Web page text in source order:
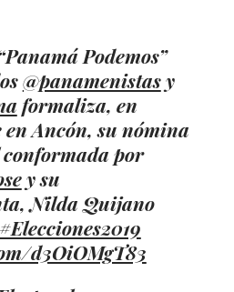
Podemos”
@panamenistasy
formaliza, en
en Ancón, su nómina
por
y su
Nilda Quijano
#Elecciones2019
d3OiOMgT83